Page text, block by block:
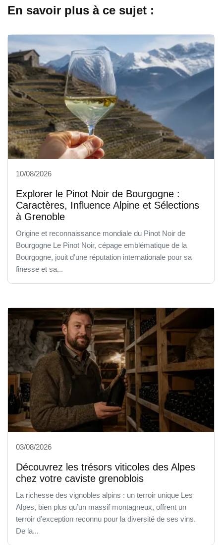
En savoir plus à ce sujet :
10/08/2026
Explorer le Pinot Noir de Bourgogne :
Caractères, Influence Alpine et Sélections
à Grenoble
Origine et reconnaissance mondiale du Pinot Noir de
Bourgogne Le Pinot Noir, cépage emblématique de la
Bourgogne, jouit d’une réputation internationale pour sa
finesse et sa...
03/08/2026
Découvrez les trésors viticoles des Alpes
chez votre caviste grenoblois
La richesse des vignobles alpins : un terroir unique Les
Alpes, bien plus qu’un massif montagneux, offrent un
terroir d’exception reconnu pour la diversité de ses vins.
De la...